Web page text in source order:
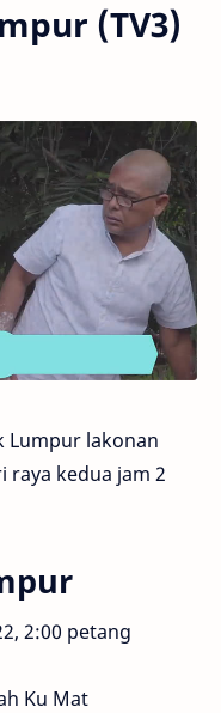
(TV3)
Lumpur lakonan
raya kedua jam 2
2:00 petang
Ku Mat